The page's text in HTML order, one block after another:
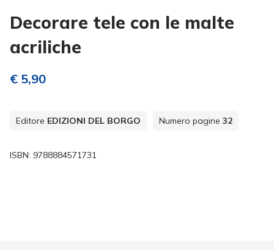
Decorare tele con le malte
acriliche
€ 5,90
Editore EDIZIONI DEL BORGO Numero pagine 32
ISBN: 9788884571731